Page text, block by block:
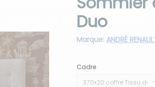
Duo
Marque: ANDRÉ
Cadre